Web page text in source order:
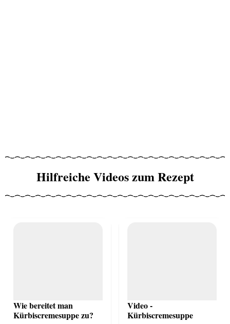
Hilfreiche Videos zum Rezept
Wie bereitet man
Kürbiscremesuppe zu?
Video -
Kürbiscremesuppe